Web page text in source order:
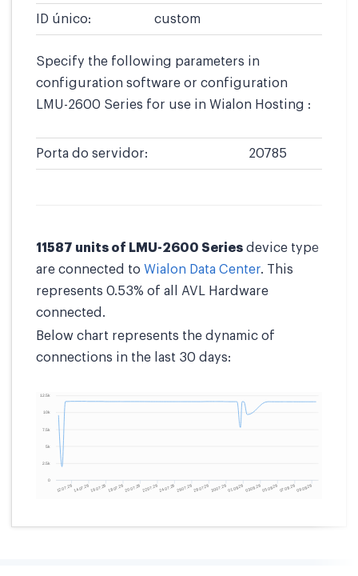
ID único: custom
Specify the following parameters in
configuration software or configuration
LMU-2600 Series for use in Wialon Hosting :
Porta do servidor: 20785
11587 units of LMU-2600 Series device type
are connected to Wialon Data Center. This
represents 0.53% of all AVL Hardware
connected.
Below chart represents the dynamic of
connections in the last 30 days: